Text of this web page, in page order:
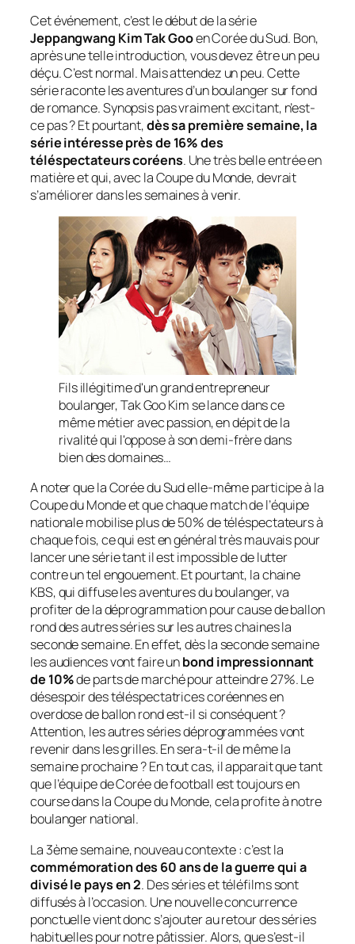
Cet événement, c’est le début de la série
Jeppangwang Kim Tak Gooen Corée du Sud. Bon,
après une telle introduction, vous devez être un peu
déçu. C’est normal. Mais attendez un peu. Cette
série raconte les aventures d’un boulanger sur fond
de romance. Synopsis pas vraiment excitant, n’est-
ce pas ? Et pourtant,dès sa première semaine, la
série intéresse près de 16% des
téléspectateurs coréens. Une très belle entrée en
matière et qui, avec la Coupe du Monde, devrait
s’améliorer dans les semaines à venir.
Fils illégitime d'un grand entrepreneur
boulanger, Tak Goo Kim se lance dans ce
même métier avec passion, en dépit de la
rivalité qui l'oppose à son demi-frère dans
bien des domaines…
A noter que la Corée du Sud elle-même participe à la
Coupe du Monde et que chaque match de l’équipe
nationale mobilise plus de 50% de téléspectateurs à
chaque fois, ce qui est en général très mauvais pour
lancer une série tant il est impossible de lutter
contre un tel engouement. Et pourtant, la chaine
KBS, qui diffuse les aventures du boulanger, va
profiter de la déprogrammation pour cause de ballon
rond des autres séries sur les autres chaines la
seconde semaine. En effet, dès la seconde semaine
les audiences vont faire unbond impressionnant
de 10%de parts de marché pour atteindre 27%. Le
désespoir des téléspectatrices coréennes en
overdose de ballon rond est-il si conséquent ?
Attention, les autres séries déprogrammées vont
revenir dans les grilles. En sera-t-il de même la
semaine prochaine ? En tout cas, il apparait que tant
que l’équipe de Corée de football est toujours en
course dans la Coupe du Monde, cela profite à notre
boulanger national.
La 3ème semaine, nouveau contexte : c’est la
commémoration des 60 ans de la guerre qui a
divisé le pays en 2. Des séries et téléfilms sont
diffusés à l’occasion. Une nouvelle concurrence
ponctuelle vient donc s’ajouter au retour des séries
habituelles pour notre pâtissier. Alors, que s’est-il